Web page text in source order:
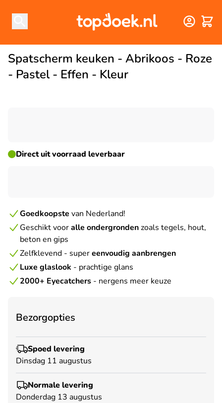
Spatscherm keuken - Abrikoos - Roze
- Pastel - Effen - Kleur
Direct uit voorraad leverbaar
Goedkoopste van Nederland!
Geschikt vooralle ondergrondenzoals tegels, hout,
beton en gips
Zelfklevend - supereenvoudig aanbrengen
Luxe glaslook - prachtige glans
2000+ Eyecatchers - nergens meer keuze
Bezorgopties
Spoed levering
Dinsdag 11 augustus
Normale levering
Donderdag 13 augustus